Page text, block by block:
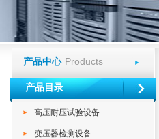
产品中心 Products
产品目录
高压耐压试验设备
变压器检测设备